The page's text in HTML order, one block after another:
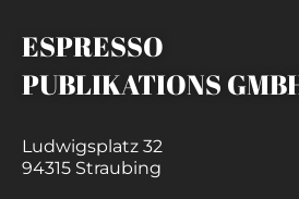
ESPRESSO
PUBLIKATIONS
Ludwigsplatz 32
94315 Straubing